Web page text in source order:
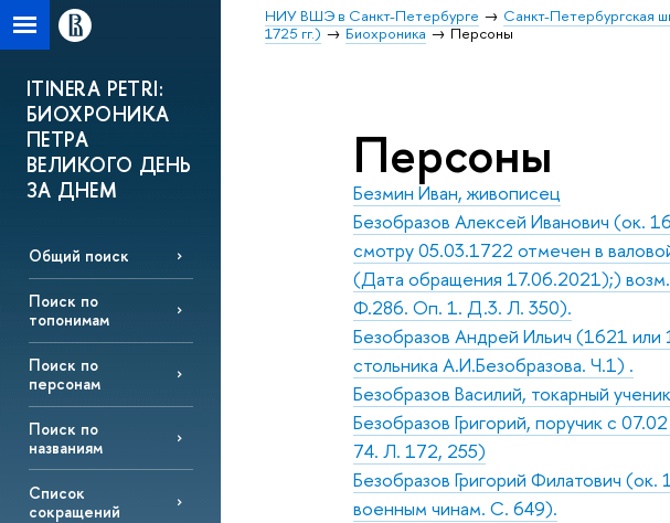
НИУ ВШЭ в Санкт-Петербурге Санкт-Петербургская
1725 гг.)
Биохроника Персоны
ITINERA PETRI:
БИОХРОНИКА
ПЕТРА
ВЕЛИКОГО ДЕНЬ
ЗА ДНЕМ
Общий поиск
Поиск по
топонимам
Поиск по
персонам
Поиск по
названиям
Список
сокращений
Персоны
Безмин Иван, живописец
Безобразов Алексей Иванович (ок.
смотру 05.03.1722 отмечен в
(Дата обращения 17.06.2021);)
Ф.286. Оп. 1. Д.3. Л. 350).
Безобразов Андрей Ильич (1621
стольника А.И.Безобразова. Ч.1) .
Безобразов Василий, токарный
Безобразов Григорий, поручик с
74. Л. 172, 255)
Безобразов Григорий Филатович
военным чинам. С. 649).